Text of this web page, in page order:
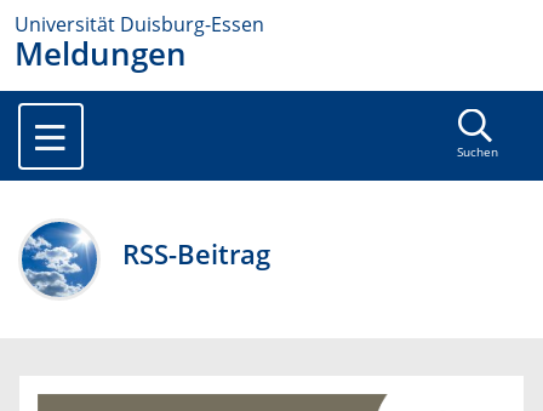
Universität Duisburg-Essen
Meldungen
Suchen
RSS-Beitrag